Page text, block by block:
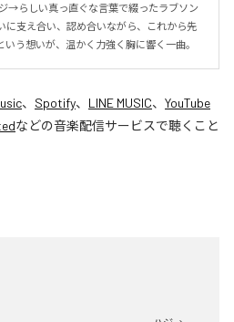
→らしい真っ直ぐな言葉で綴ったラブソン
に支え合い、認め合いながら、これから先
う想いが、温かく力強く胸に響く一曲。
、 Spotify、 LINE MUSIC、 YouTube
などの音楽配信サービスで聴くこと